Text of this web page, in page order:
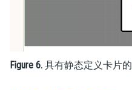
Figure 6. 具有静态定义卡片的